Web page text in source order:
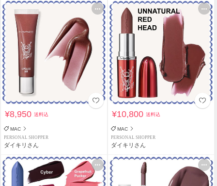
¥8,950送料込
MAC
PERSONAL SHOPPER
ダイキリさん
¥10,800送料込
MAC
PERSONAL SHOPPER
ダイキリさん